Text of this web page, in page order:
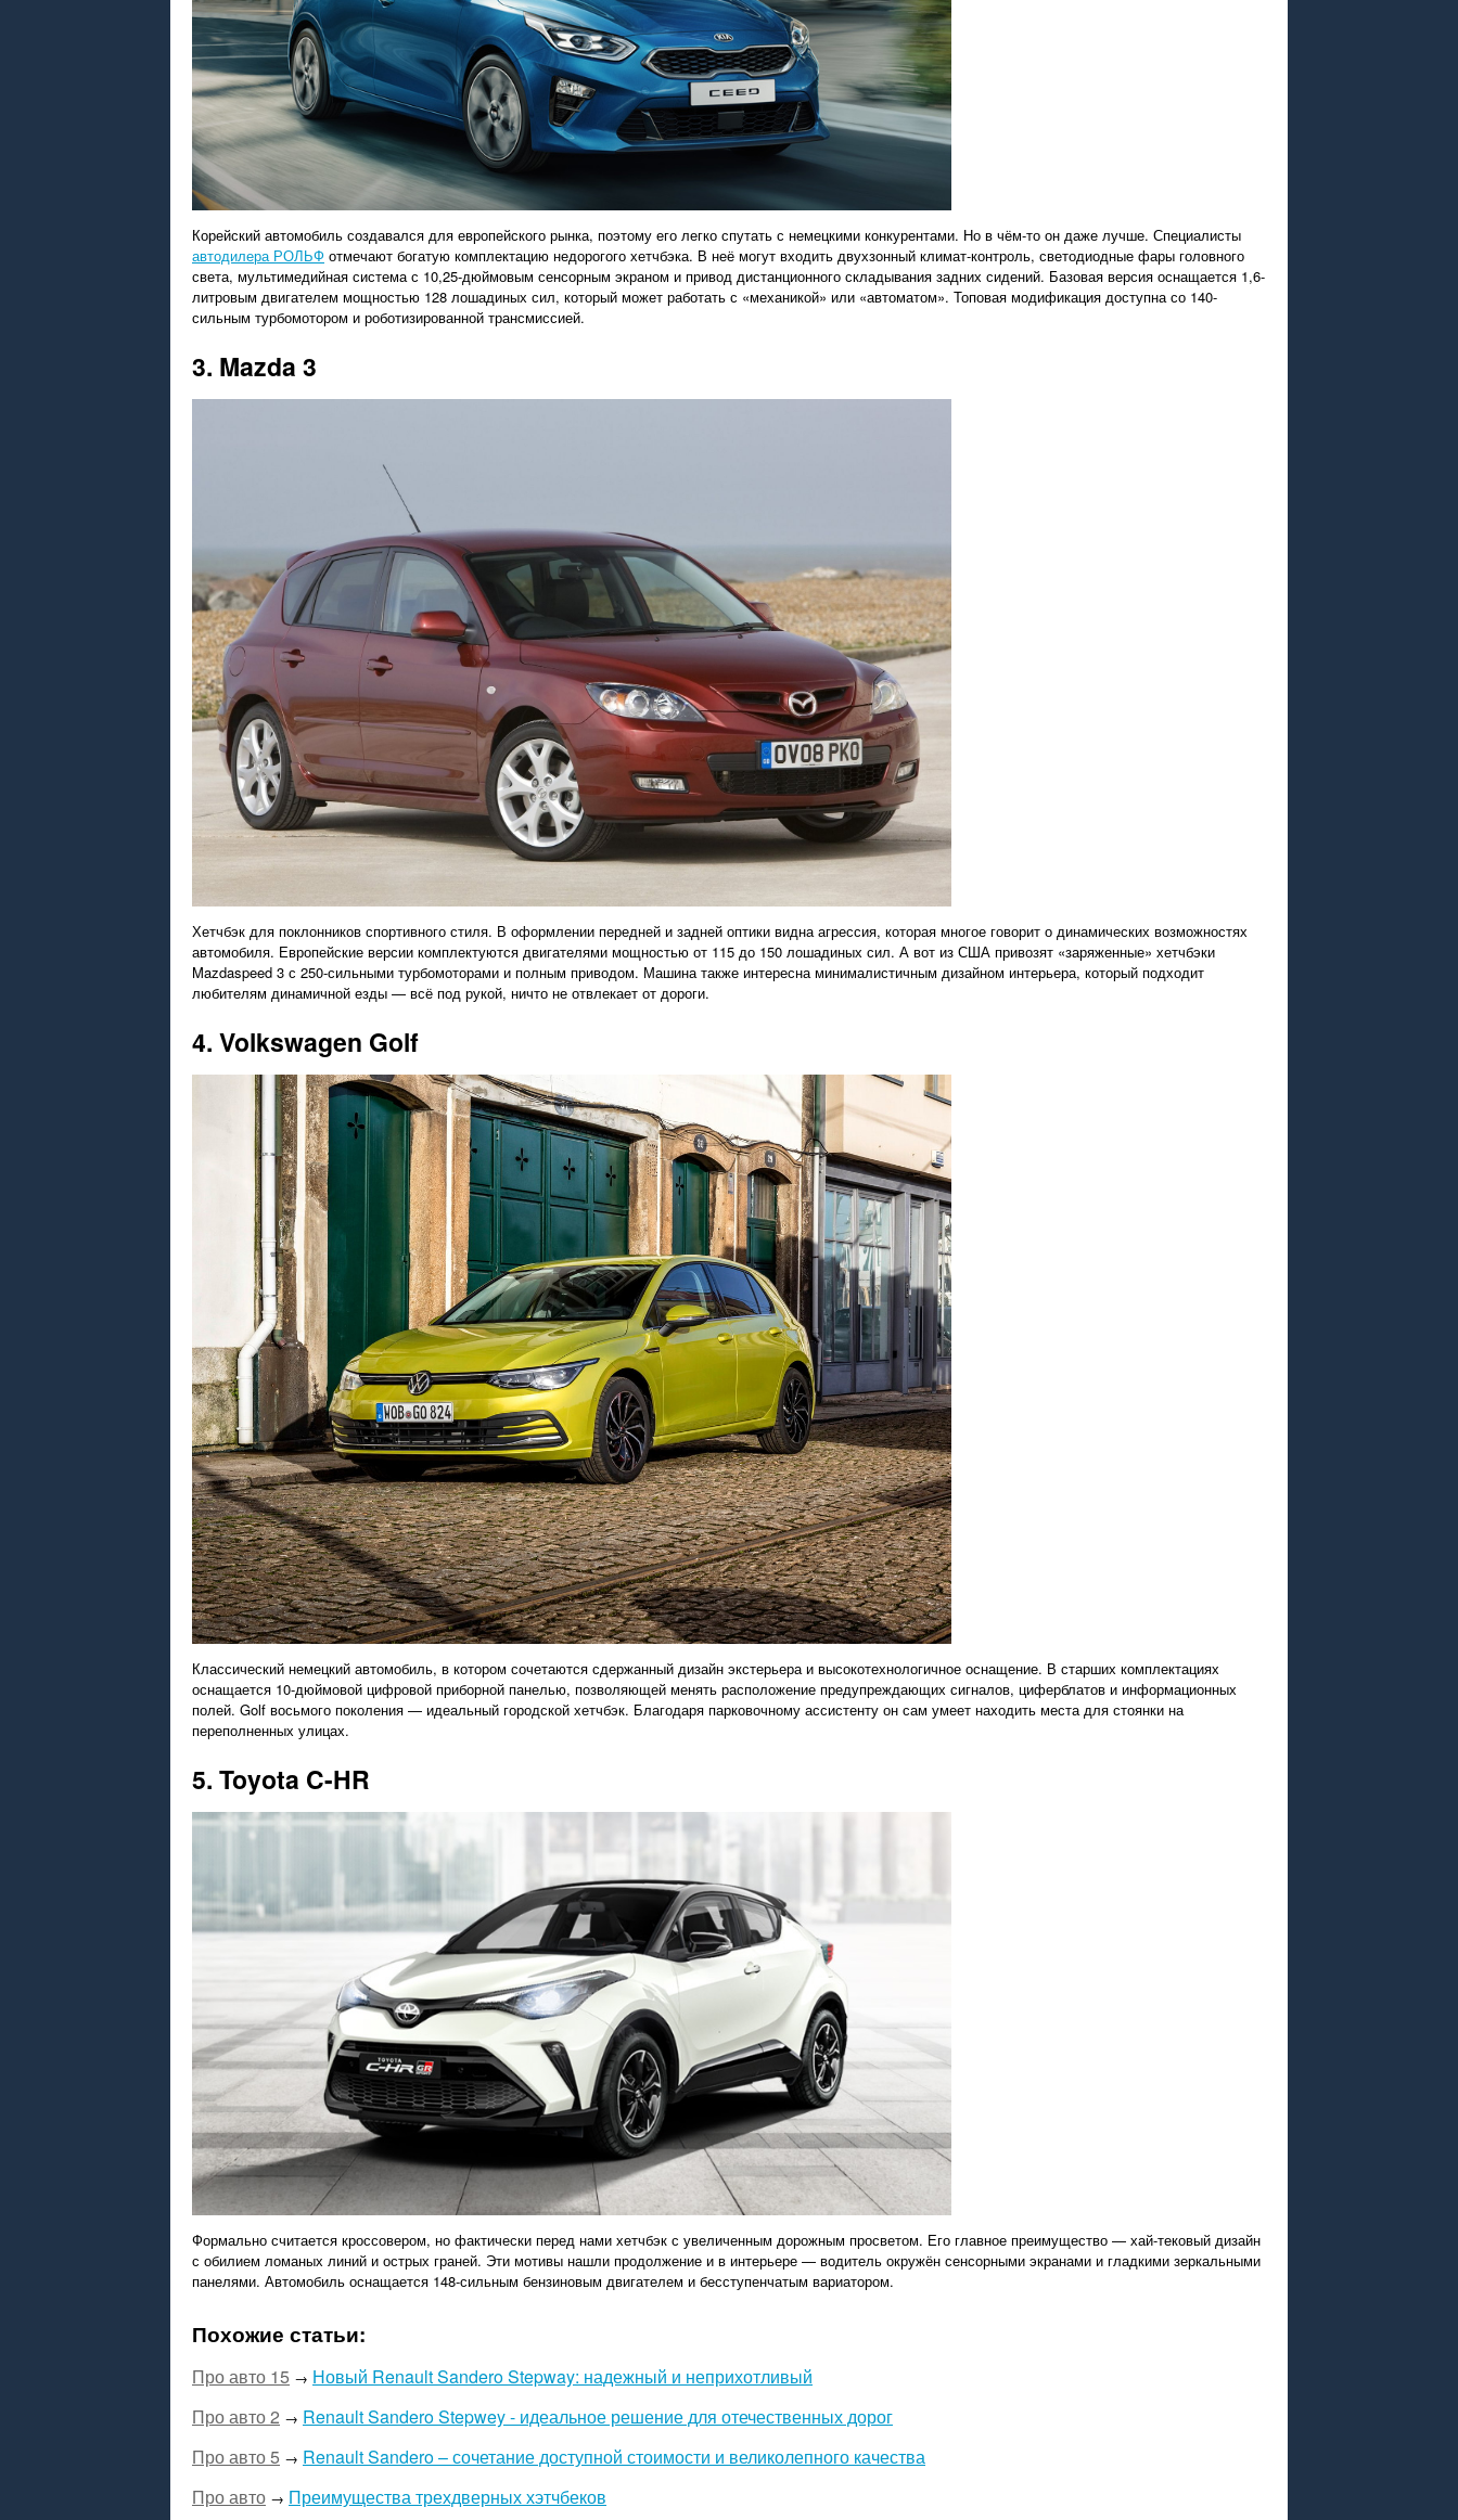
Корейский автомобиль создавался для европейского рынка, поэтому его легко спутать с немецкими конкурентами. Но в чём-то он даже лучше. Специалисты
автодилера РОЛЬФ отмечают богатую комплектацию недорогого хетчбэка. В неё могут входить двухзонный климат-контроль, светодиодные фары головного
света, мультимедийная система с 10,25-дюймовым сенсорным экраном и привод дистанционного складывания задних сидений. Базовая версия оснащается 1,6-
литровым двигателем мощностью 128 лошадиных сил, который может работать с «механикой» или «автоматом». Топовая модификация доступна со 140-
сильным турбомотором и роботизированной трансмиссией.
3. Mazda 3
Хетчбэк для поклонников спортивного стиля. В оформлении передней и задней оптики видна агрессия, которая многое говорит о динамических возможностях
автомобиля. Европейские версии комплектуются двигателями мощностью от 115 до 150 лошадиных сил. А вот из США привозят «заряженные» хетчбэки
Mazdaspeed 3 с 250-сильными турбомоторами и полным приводом. Машина также интересна минималистичным дизайном интерьера, который подходит
любителям динамичной езды — всё под рукой, ничто не отвлекает от дороги.
4. Volkswagen Golf
Классический немецкий автомобиль, в котором сочетаются сдержанный дизайн экстерьера и высокотехнологичное оснащение. В старших комплектациях
оснащается 10-дюймовой цифровой приборной панелью, позволяющей менять расположение предупреждающих сигналов, циферблатов и информационных
полей. Golf восьмого поколения — идеальный городской хетчбэк. Благодаря парковочному ассистенту он сам умеет находить места для стоянки на
переполненных улицах.
5. Toyota C-HR
Формально считается кроссовером, но фактически перед нами хетчбэк с увеличенным дорожным просветом. Его главное преимущество — хай-тековый дизайн
с обилием ломаных линий и острых граней. Эти мотивы нашли продолжение и в интерьере — водитель окружён сенсорными экранами и гладкими зеркальными
панелями. Автомобиль оснащается 148-сильным бензиновым двигателем и бесступенчатым вариатором.
Похожие статьи:
Про авто 15 → Новый Renault Sandero Stepway: надежный и неприхотливый
Про авто 2 → Renault Sandero Stepwey - идеальное решение для отечественных дорог
Про авто 5 → Renault Sandero – сочетание доступной стоимости и великолепного качества
Про авто → Преимущества трехдверных хэтчбеков